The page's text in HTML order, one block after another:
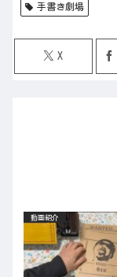
手書き劇場
X
動画紹介